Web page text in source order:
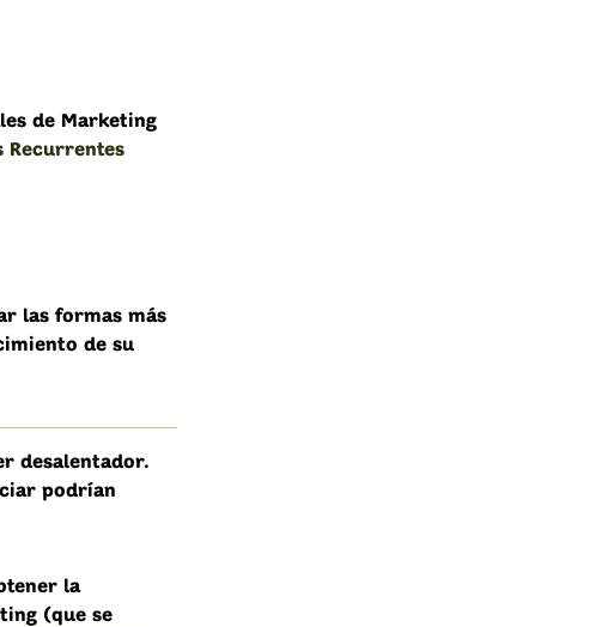
de Marketing
Recurrentes
las formas más
de su
desalentador.
podrían
la
(que se